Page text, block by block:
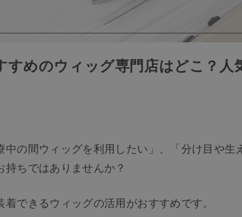
すめのウィッグ専門店はどこ？人
中の間ウィッグを利用したい」、「分け目や生
ちではありませんか？
できるウィッグの活用がおすすめです。